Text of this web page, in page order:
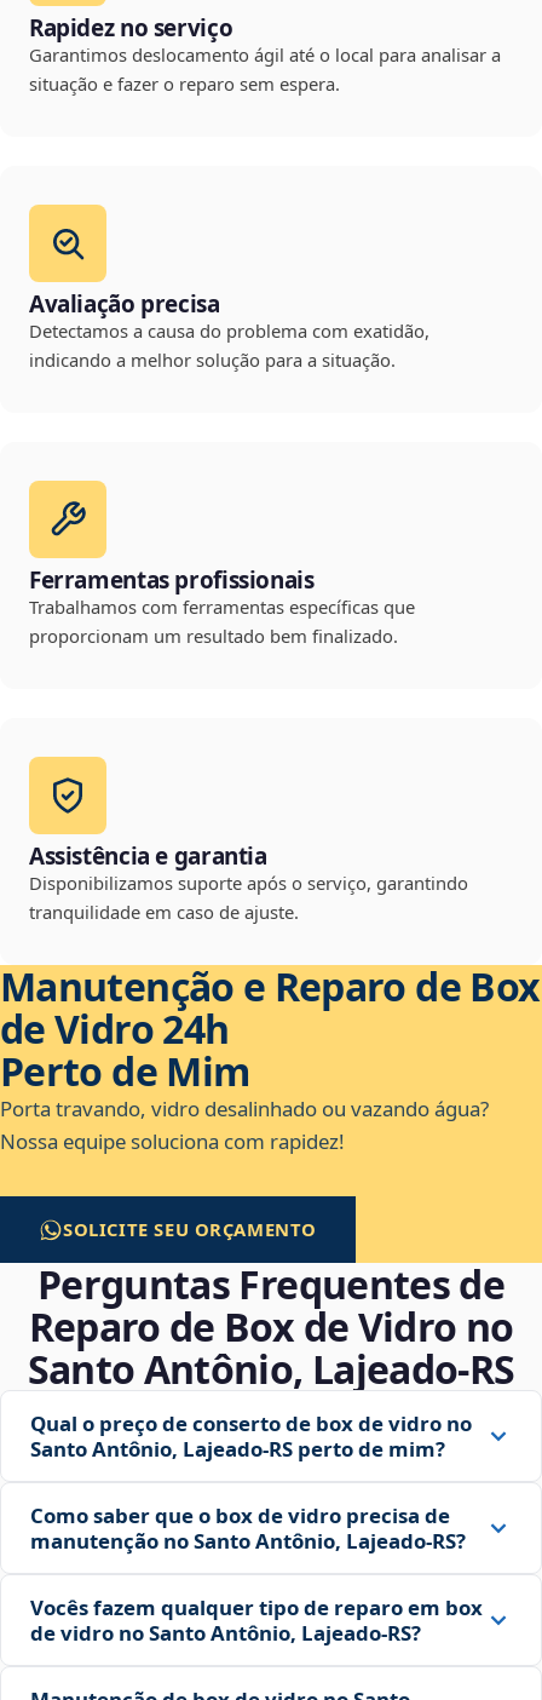
Rapidez no serviço
Garantimos deslocamento ágil até o local para analisar a
situação e fazer o reparo sem espera.
Avaliação precisa
Detectamos a causa do problema com exatidão,
indicando a melhor solução para a situação.
Ferramentas profissionais
Trabalhamos com ferramentas específicas que
proporcionam um resultado bem finalizado.
Assistência e garantia
Disponibilizamos suporte após o serviço, garantindo
tranquilidade em caso de ajuste.
Manutenção e Reparo de Box
de Vidro 24h
Perto de Mim
Porta travando, vidro desalinhado ou vazando água?
Nossa equipe soluciona com rapidez!
SOLICITE SEU ORÇAMENTO
Perguntas Frequentes de
Reparo de Box de Vidro no
Santo Antônio, Lajeado‑RS
Qual o preço de conserto de box de vidro no
Santo Antônio, Lajeado‑RS perto de mim?
Como saber que o box de vidro precisa de
manutenção no Santo Antônio, Lajeado‑RS?
Vocês fazem qualquer tipo de reparo em box
de vidro no Santo Antônio, Lajeado‑RS?